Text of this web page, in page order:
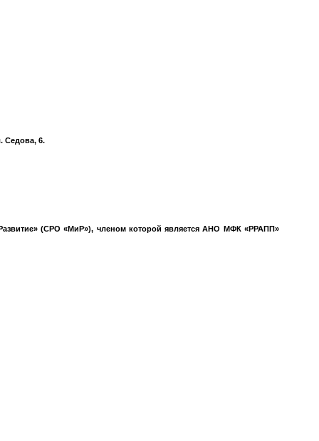
Седова, 6.
(СРО «МиР»), членом которой является АНО МФК «РРАПП»